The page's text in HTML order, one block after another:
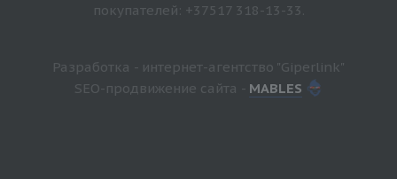
покупателей: +37517 318-13-33.
Разработка - интернет-агентство "Giperlink"
SEO-продвижение сайта - MABLES